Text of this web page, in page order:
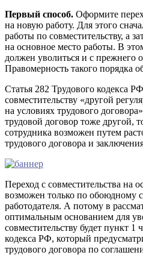
Первый способ. Оформите
на новую работу. Для этого
работы по совместительству, а
на основное место работы. В
должен уволиться и с прежнего
Правомерность такого порядка
Статья 282 Трудового кодекса
совместительству «другой
на условиях трудового
трудовой договор тоже другой,
сотрудника возможен путем
трудового договора и
Переход с совместительства на
возможен только по обоюдному
работодателя. А потому в
оптимальным основанием для
совместительству будет пункт 1
кодекса РФ, который
трудового договора по